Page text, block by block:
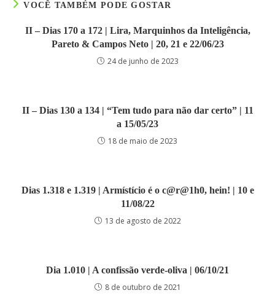
VOCÊ TAMBÉM PODE GOSTAR
II – Dias 170 a 172 | Lira, Marquinhos da Inteligência,
Pareto & Campos Neto | 20, 21 e 22/06/23
24 de junho de 2023
II – Dias 130 a 134 | “Tem tudo para não dar certo” | 11
a 15/05/23
18 de maio de 2023
Dias 1.318 e 1.319 | Armístício é o c@r@1h0, hein! | 10 e
11/08/22
13 de agosto de 2022
Dia 1.010 | A confissão verde-oliva | 06/10/21
8 de outubro de 2021